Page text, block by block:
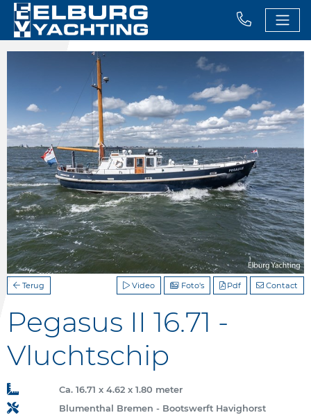
Terug Contact
Pdf
Foto's
Video
Pegasus II 16.71 -
Vluchtschip
Ca. 16.71 x 4.62 x 1.80 meter
Blumenthal Bremen - Bootswerft Havighorst